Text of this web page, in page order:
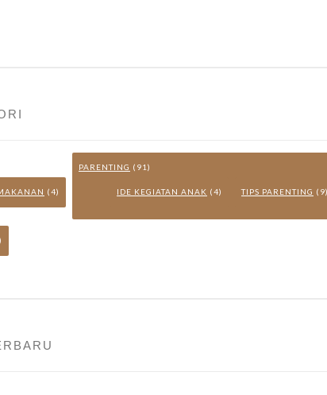
(4)
PARENTING (91)
IDE KEGIATAN ANAK (4) TIPS PARENTING (9)